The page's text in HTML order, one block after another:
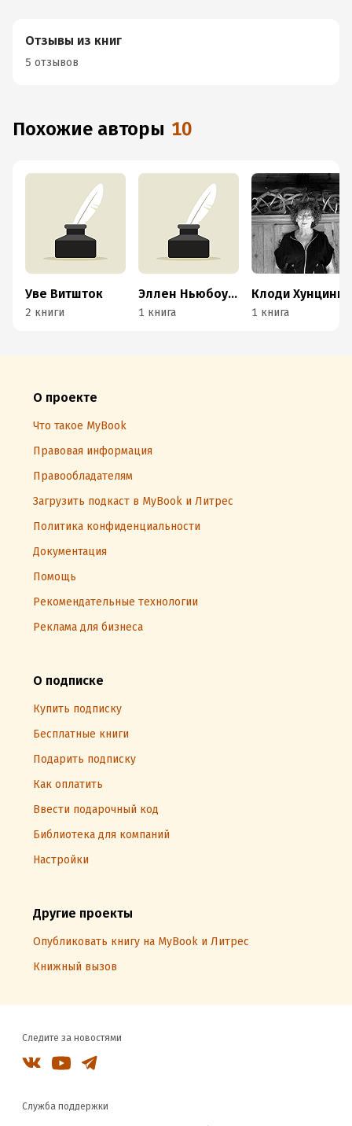
Отзывы из книг
5 отзывов
Похожие авторы 10
Уве Витшток
2 книги
Эллен Ньюбоулд Ла Мотт
1 книга 1 книга
О проекте
Что такое MyBook
Правовая информация
Правообладателям
Загрузить подкаст в MyBook и Литрес
Политика конфиденциальности
Документация
Помощь
Рекомендательные технологии
Реклама для бизнеса
О подписке
Купить подписку
Бесплатные книги
Подарить подписку
Как оплатить
Ввести подарочный код
Библиотека для компаний
Настройки
Другие проекты
Опубликовать книгу на MyBook и Литрес
Книжный вызов
Следите за новостями
Служба поддержки